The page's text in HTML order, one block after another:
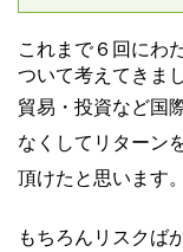
これまで６回にわ
ついて考えてきまし
貿易・投資など国
なくしてリターン
頂けたと思います。
もちろんリスクば